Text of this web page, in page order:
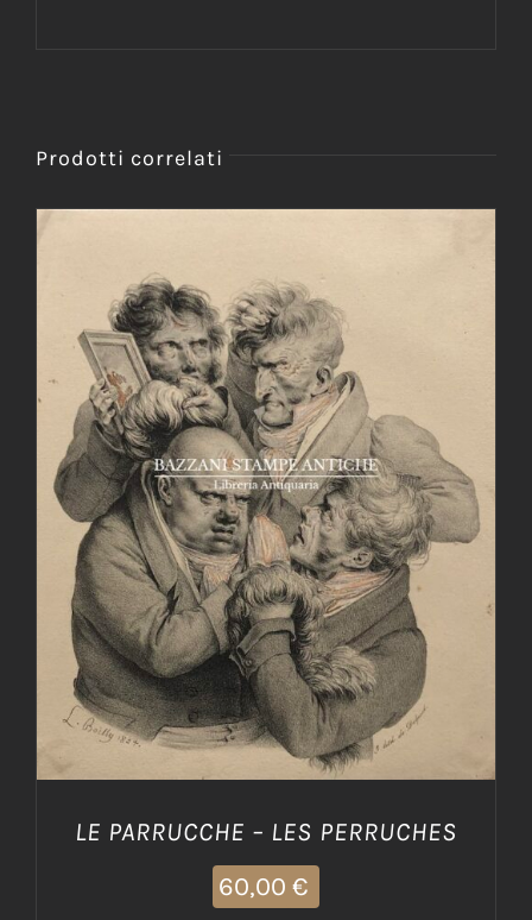
Prodotti correlati
AGGIUNGI AL CARRELLO / DETTAGLI
LE PARRUCCHE – LES PERRUCHES
60,00 €